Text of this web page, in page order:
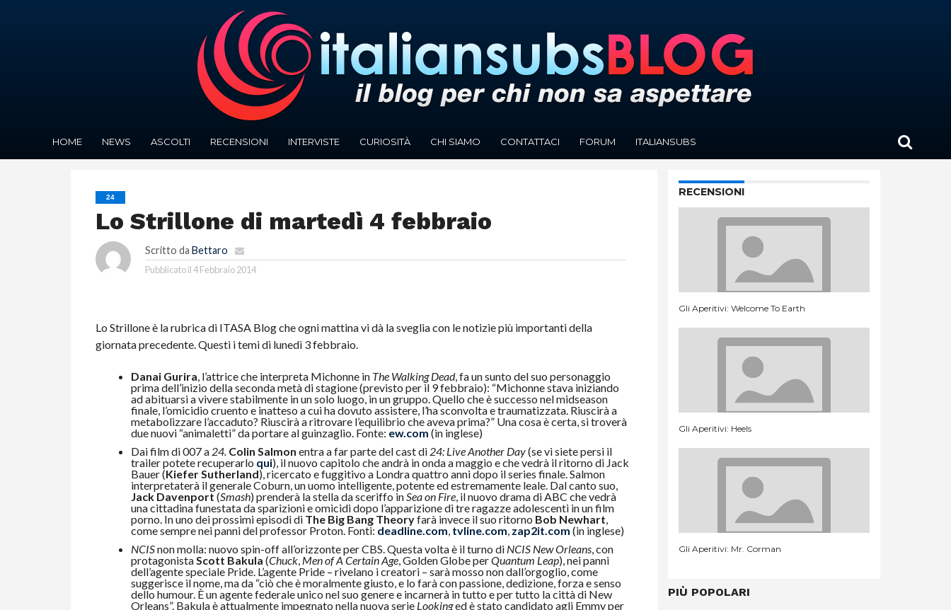
HOME NEWS ASCOLTI RECENSIONI INTERVISTE CURIOSITÀ CHI SIAMO CONTATTACI FORUM ITALIANSUBS
24
Lo Strillone di martedì 4 febbraio
Scritto da Bettaro
Pubblicato il4 Febbraio 2014
Lo Strillone è la rubrica di ITASA Blog che ogni mattina vi dà la sveglia con le notizie più importanti della
giornata precedente. Questi i temi di lunedì 3 febbraio.
Danai Gurira, l’attrice che interpreta Michonne in The Walking Dead, fa un sunto del suo personaggio
prima dell’inizio della seconda metà di stagione (previsto per il 9 febbraio): “Michonne stava iniziando
ad abituarsi a vivere stabilmente in un solo luogo, in un gruppo. Quello che è successo nel midseason
finale, l’omicidio cruento e inatteso a cui ha dovuto assistere, l’ha sconvolta e traumatizzata. Riuscirà a
metabolizzare l’accaduto? Riuscirà a ritrovare l’equilibrio che aveva prima?” Una cosa è certa, si troverà
due nuovi “animaletti” da portare al guinzaglio. Fonte: ew.com (in inglese)
Dai film di 007 a 24. Colin Salmon entra a far parte del cast di 24: Live Another Day(se vi siete persi il
trailer potete recuperarlo qui), il nuovo capitolo che andrà in onda a maggio e che vedrà il ritorno di Jack
Bauer (Kiefer Sutherland), ricercato e fuggitivo a Londra quattro anni dopo il series finale. Salmon
interpretaterà il generale Coburn, un uomo intelligente, potente ed estremamente leale. Dal canto suo,
Jack Davenport(Smash) prenderà la stella da sceriffo inSea on Fire, il nuovo drama di ABC che vedrà
una cittadina funestata da sparizioni e omicidi dopo l’apparizione di tre ragazze adolescenti in un film
porno. In uno dei prossimi episodi di The Big Bang Theoryfarà invece il suo ritorno Bob Newhart,
come sempre nei panni del professor Proton. Fonti: deadline.com, tvline.com, zap2it.com (in inglese)
NCISnon molla: nuovo spin-off all’orizzonte per CBS. Questa volta è il turno di NCIS New Orleans, con
protagonistaScott Bakula (Chuck, Men of A Certain Age, Golden Globe perQuantum Leap), nei panni
dell’agente speciale Pride. L’agente Pride – rivelano i creatori – sarà mosso non dall’orgoglio, come
suggerisce il nome, ma da “ciò che è moralmente giusto, e lo farà con passione, dedizione, forza e senso
dello humour. È un agente federale unico nel suo genere e incarnerà in tutto e per tutto la città di New
Orleans”. Bakula è attualmente impegnato nella nuova serie Lookinged è stato candidato agli Emmy per
RECENSIONI
Gli Aperitivi: Welcome To Earth
Gli Aperitivi: Heels
Gli Aperitivi: Mr. Corman
PIÙ POPOLARI